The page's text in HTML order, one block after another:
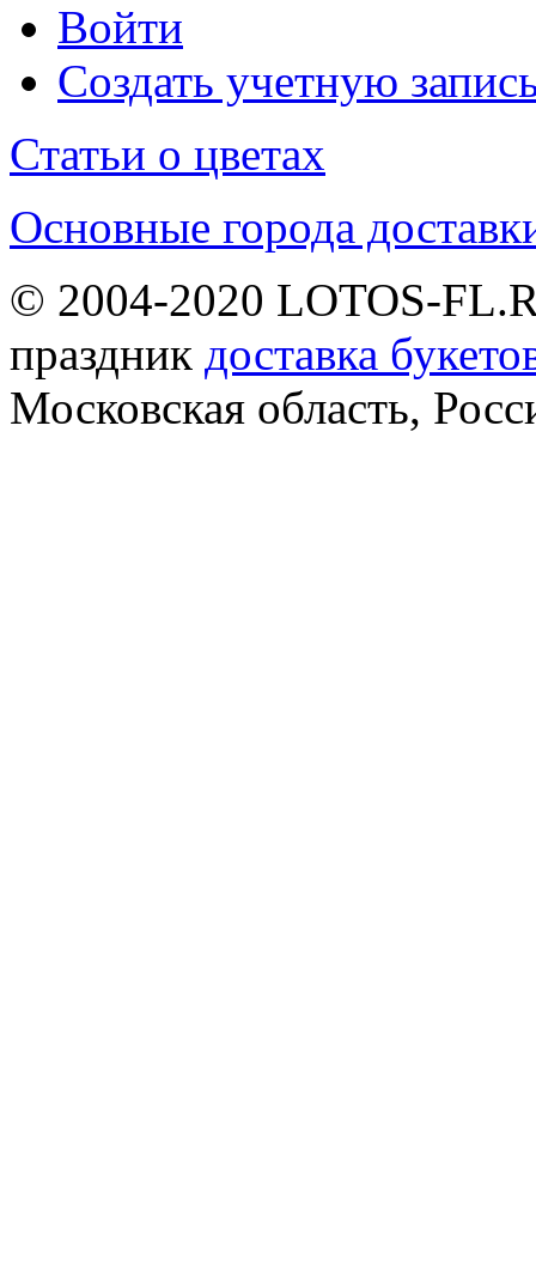
Войти
Создать учетную
Статьи о цветах
Основные города
© 2004-2020 LOTOS-
праздник доставка
Московская область,